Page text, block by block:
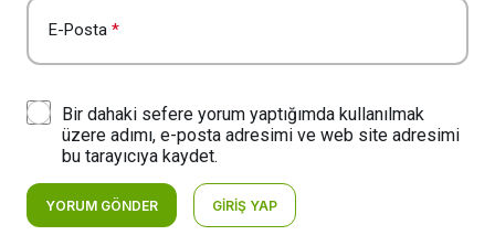
E-Posta *
Bir dahaki sefere yorum yaptığımda kullanılmak
üzere adımı, e-posta adresimi ve web site adresimi
bu tarayıcıya kaydet.
YORUM GÖNDER GIRIŞ YAP